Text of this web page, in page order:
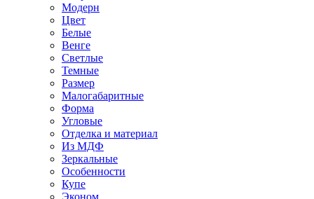
Модерн
Цвет
Белые
Венге
Светлые
Темные
Размер
Малогабаритные
Форма
Угловые
Отделка и материал
Из МДФ
Зеркальные
Особенности
Купе
Эконом